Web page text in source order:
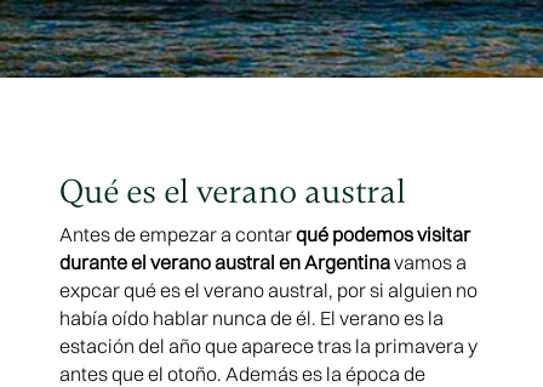
Qué es el verano austral
Antes de empezar a contarqué podemos visitar
durante el verano austral en Argentinavamos a
expcar qué es el verano austral, por si alguien no
había oído hablar nunca de él. El verano es la
estación del año que aparece tras la primavera y
antes que el otoño. Además es la época de